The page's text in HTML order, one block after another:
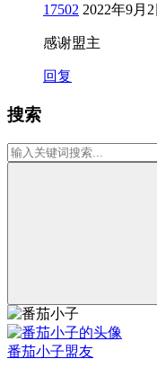
17502 2022年9月
感谢盟主
回复
搜索
番茄小子盟友